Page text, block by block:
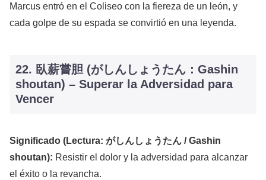
Marcus entró en el Coliseo con la fiereza de un león, y
cada golpe de su espada se convirtió en una leyenda.
22. 臥薪嘗胆 (がしんしょうたん：Gashin
shoutan) – Superar la Adversidad para
Vencer
Significado (Lectura: がしんしょうたん / Gashin
shoutan): Resistir el dolor y la adversidad para alcanzar
el éxito o la revancha.